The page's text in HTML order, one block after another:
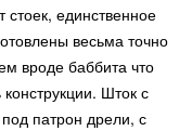
единственное
весьма точно
вроде баббита что
Шток с
патрон дрели, с